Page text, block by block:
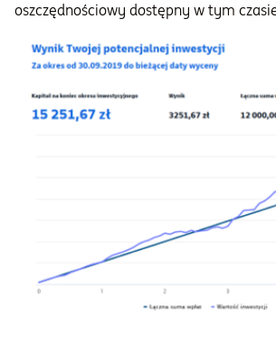
oszczędnościowy dostępny w tym